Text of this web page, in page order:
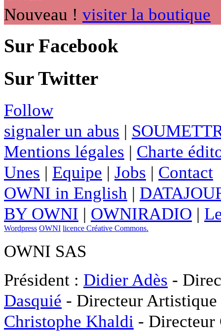
Nouveau ! visiter la boutique
Sur Facebook
Sur Twitter
Follow
signaler un abus |
Mentions légales | Charte
Unes | Equipe | Jobs | Contact
OWNI in English |
BY OWNI | OWNIRADIO |
Wordpress OWNI licence Créative Commons.
OWNI SAS
Président : Didier Adès -
Dasquié - Directeur
Christophe Khaldi -